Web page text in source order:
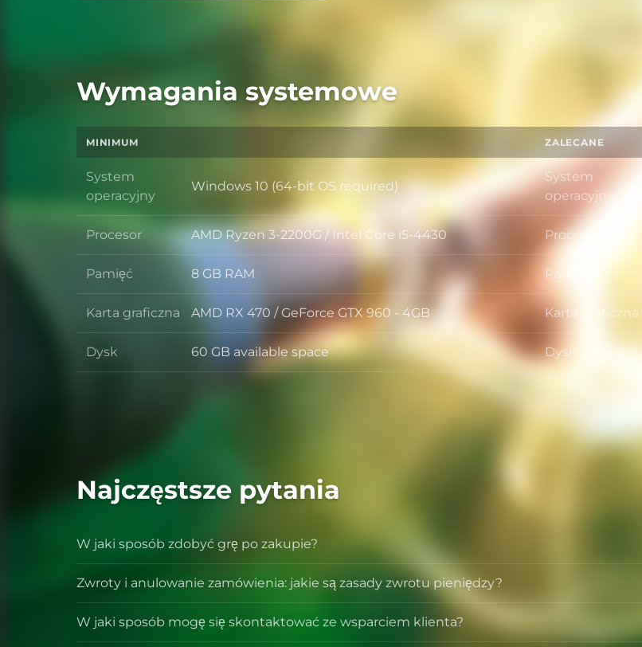
Wymagania systemowe
MINIMUM
System
operacyjny
System operacyjny
Windows 10 (64-bit OS required)
Procesor
Procesor
AMD Ryzen 3-2200G / Intel Core i5-4430
Pamięć
Pamięć
8 GB RAM
Karta graficzna
Karta graficzna
AMD RX 470 / GeForce GTX 960 - 4GB
Dysk
Dysk
60 GB available space
ZALECANE
System
operacyjny
Procesor
Pamięć
Karta graficzna
Dysk
Najczęstsze pytania
W jaki sposób zdobyć grę po zakupie?
Zwroty i anulowanie zamówienia: jakie są zasady zwrotu pieniędzy?
W jaki sposób mogę się skontaktować ze wsparciem klienta?